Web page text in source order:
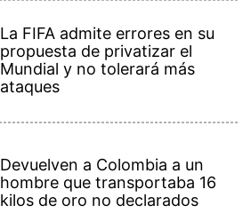
La FIFA admite errores en su
propuesta de privatizar el
Mundial y no tolerará más
ataques
Devuelven a Colombia a un
hombre que transportaba 16
kilos de oro no declarados